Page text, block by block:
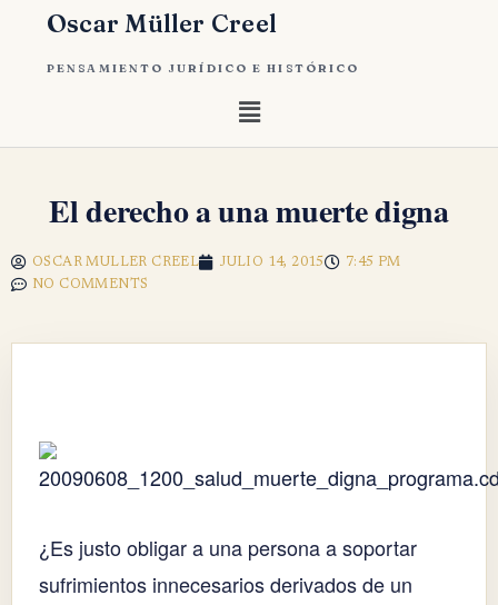
Oscar Müller Creel
PENSAMIENTO JURÍDICO E HISTÓRICO
El derecho a una muerte digna
OSCAR MULLER CREEL JULIO 14, 2015
7:45 PM
NO COMMENTS
¿Es justo obligar a una persona a soportar
sufrimientos innecesarios derivados de un